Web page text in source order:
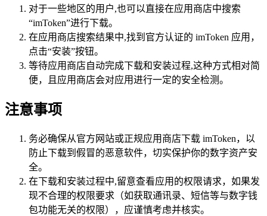
对于一些地区的用户,也可以直接在应用商店中搜索
“imToken”进行下载。
在应用商店搜索结果中,找到官方认证的 imToken 应用，
点击“安装”按钮。
等待应用商店自动完成下载和安装过程,这种方式相对简
便，且应用商店会对应用进行一定的安全检测。
注意事项
务必确保从官方网站或正规应用商店下载 imToken，以
防止下载到假冒的恶意软件，切实保护你的数字资产安
全。
在下载和安装过程中,留意查看应用的权限请求，如果发
现不合理的权限要求（如获取通讯录、短信等与数字钱
包功能无关的权限），应谨慎考虑并核实。